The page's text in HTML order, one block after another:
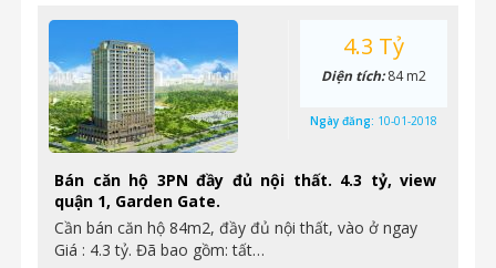
Bán căn hộ 3PN đầy đủ nội thất. 4.3 tỷ, view
quận 1, Garden Gate.
Cần bán căn hộ 84m2, đầy đủ nội thất, vào ở ngay
Giá : 4.3 tỷ. Đã bao gồm: tất…
4.3 Tỷ
Diện tích:84 m2
Ngày đăng: 10-01-2018